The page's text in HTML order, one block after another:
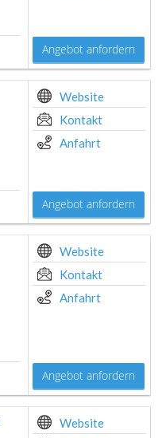
Angebot anfordern
Website
Kontakt
Anfahrt
Angebot anfordern
Website
Kontakt
Anfahrt
Angebot anfordern
Website